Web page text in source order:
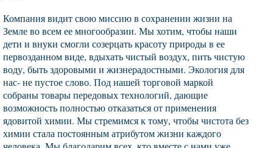
Компания видит свою миссию в сохранении жизни на
Земле во всем ее многообразии. Мы хотим, чтобы наши
дети и внуки смогли созерцать красоту природы в ее
первозданном виде, вдыхать чистый воздух, пить чистую
воду, быть здоровыми и жизнерадостными. Экология для
нас- не пустое слово. Под нашей торговой маркой
собраны товары передовых технологий, дающие
возможность полностью отказаться от применения
ядовитой химии. Мы стремимся к тому, чтобы чистота без
химии стала постоянным атрибутом жизни каждого